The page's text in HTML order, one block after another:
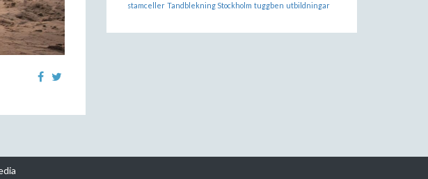
stamceller Tandblekning Stockholm tuggben utbildningar